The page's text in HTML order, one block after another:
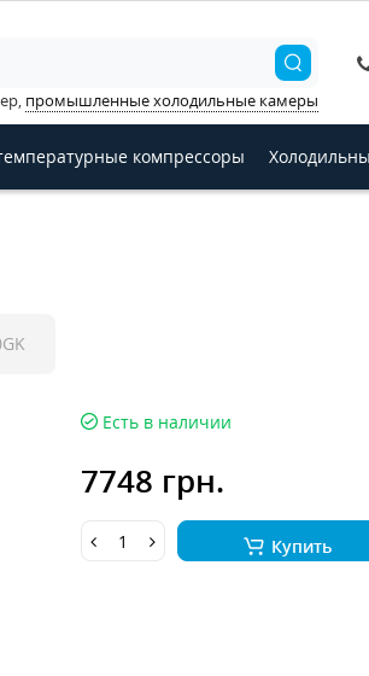
промышленные холодильные камеры
компрессоры
Есть в наличии
7748 грн.
Купить